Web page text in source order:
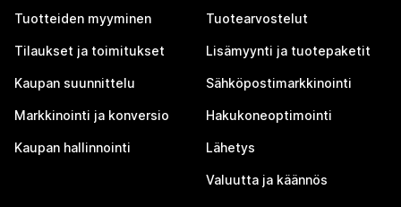
Tuotteiden myyminen
Tilaukset ja toimitukset
Kaupan suunnittelu
Markkinointi ja konversio
Kaupan hallinnointi
Tuotearvostelut
Lisämyynti ja tuotepaketit
Sähköpostimarkkinointi
Hakukoneoptimointi
Lähetys
Valuutta ja käännös